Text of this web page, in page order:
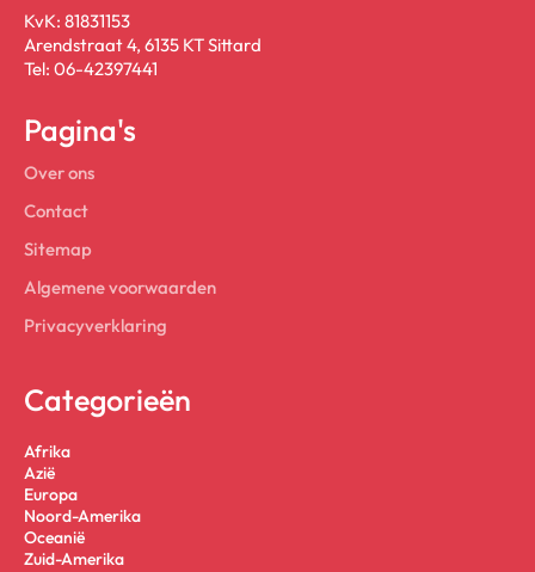
KvK: 81831153
Arendstraat 4, 6135 KT Sittard
Tel: 06-42397441
Pagina's
Over ons
Contact
Sitemap
Algemene voorwaarden
Privacyverklaring
Categorieën
Afrika
Azië
Europa
Noord-Amerika
Oceanië
Zuid-Amerika